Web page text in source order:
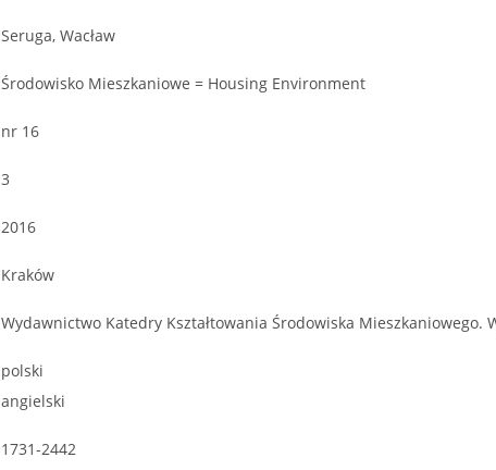
Seruga, Wacław
Środowisko Mieszkaniowe = Housing Environment
nr 16
3
2016
Kraków
Wydawnictwo Katedry Kształtowania Środowiska Mieszkaniowego.
polski
angielski
1731-2442